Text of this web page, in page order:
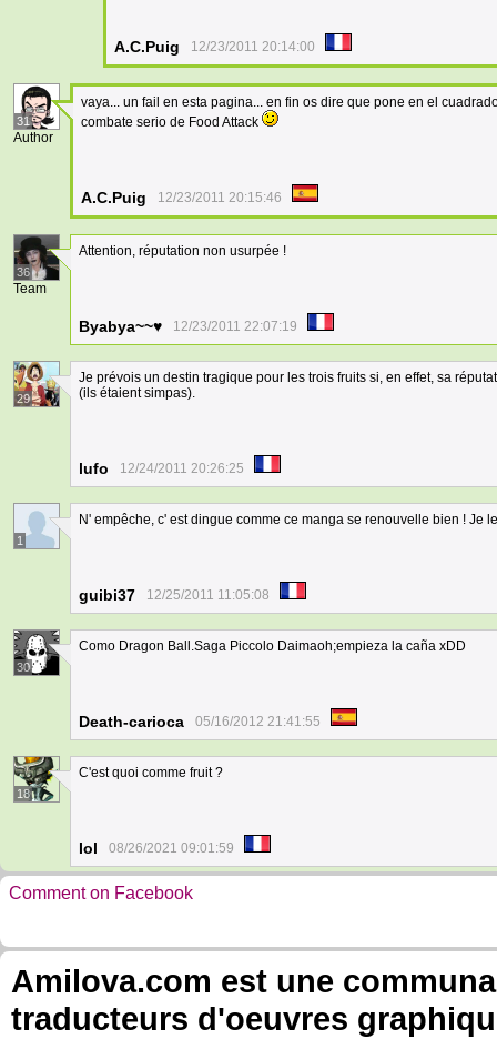
A.C.Puig 12/23/2011 20:14:00
31
Author
vaya... un fail en esta pagina... en fin os dire que pone en el
combate serio de Food Attack
A.C.Puig 12/23/2011 20:15:46
36
Team
Attention, réputation non usurpée !
Byabya~~♥ 12/23/2011 22:07:19
29
Je prévois un destin tragique pour les trois fruits si, en effet, sa
(ils étaient simpas).
lufo 12/24/2011 20:26:25
1
N' empêche, c' est dingue comme ce manga se renouvelle bien ! Je
guibi37 12/25/2011 11:05:08
30
Como Dragon Ball.Saga Piccolo Daimaoh;empieza la caña xDD
Death-carioca 05/16/2012 21:41:55
18
C'est quoi comme fruit ?
Iol 08/26/2021 09:01:59
Comment on Facebook
Amilova.com est une
traducteurs d'oeuvres